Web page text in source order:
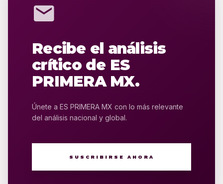
mail
Recibe el análisis
crítico de ES
PRIMERA MX.
Únete a ES PRIMERA MX con lo más relevante
del análisis nacional y global.
SUSCRIBIRSE AHORA